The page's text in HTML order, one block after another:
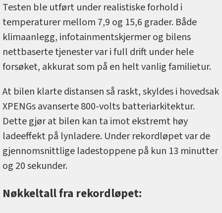
Testen ble utført under realistiske forhold i
temperaturer mellom 7,9 og 15,6 grader. Både
klimaanlegg, infotainmentskjermer og bilens
nettbaserte tjenester var i full drift under hele
forsøket, akkurat som på en helt vanlig familietur.
At bilen klarte distansen så raskt, skyldes i hovedsak
XPENGs avanserte 800-volts batteriarkitektur.
Dette gjør at bilen kan ta imot ekstremt høy
ladeeffekt på lynladere. Under rekordløpet var de
gjennomsnittlige ladestoppene på kun 13 minutter
og 20 sekunder.
Nøkkeltall fra rekordløpet: